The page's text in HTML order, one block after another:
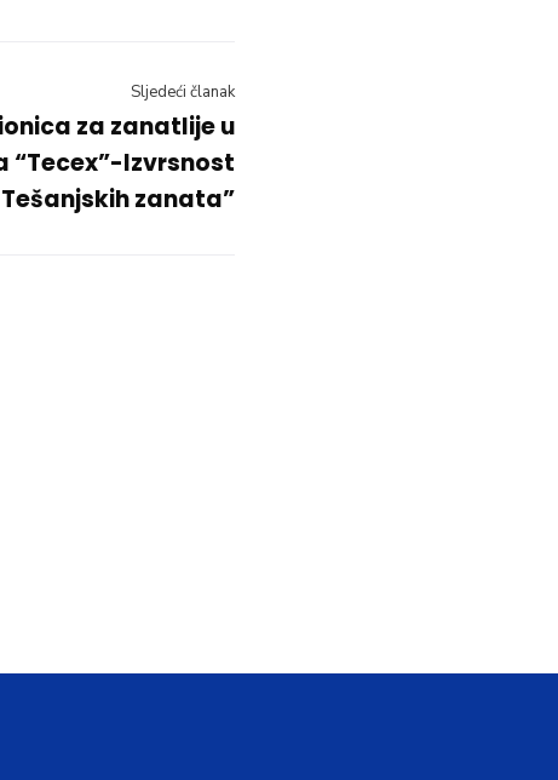
Sljedeći članak
za zanatlije u
“Tecex”-Izvrsnost
Tešanjskih zanata”